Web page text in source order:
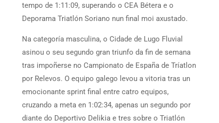
tempo de 1:11:09, superando o CEA Bétera e o
Deporama Triatlón Soriano nun final moi axustado.
Na categoría masculina, o Cidade de Lugo Fluvial
asinou o seu segundo gran triunfo da fin de semana
tras impoñerse no Campionato de España de Tríatlon
por Relevos. O equipo galego levou a vitoria tras un
emocionante sprint final entre catro equipos,
cruzando a meta en 1:02:34, apenas un segundo por
diante do Deportivo Delikia e tres sobre o Triatlón